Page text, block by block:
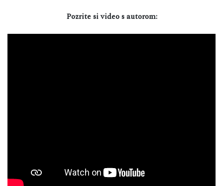
Pozrite si video s autorom: